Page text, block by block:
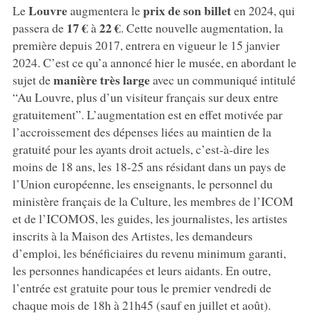
LeLouvreaugmentera leprix de son billeten 2024, qui
passera de 17 €à 22 €. Cette nouvelle augmentation, la
première depuis 2017, entrera en vigueur le 15 janvier
2024. C’est ce qu’a annoncé hier le musée, en abordant le
sujet demanière très largeavec un communiqué intitulé
“Au Louvre, plus d’un visiteur français sur deux entre
gratuitement”. L’augmentation est en effet motivée par
l’accroissement des dépenses liées au maintien de la
gratuité pour les ayants droit actuels, c’est-à-dire les
moins de 18 ans, les 18-25 ans résidant dans un pays de
l’Union européenne, les enseignants, le personnel du
ministère français de la Culture, les membres de l’ICOM
et de l’ICOMOS, les guides, les journalistes, les artistes
inscrits à la Maison des Artistes, les demandeurs
d’emploi, les bénéficiaires du revenu minimum garanti,
les personnes handicapées et leurs aidants. En outre,
l’entrée est gratuite pour tous le premier vendredi de
chaque mois de 18h à 21h45 (sauf en juillet et août).